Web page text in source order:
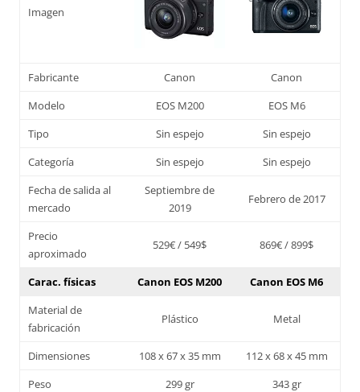
Imagen
Fabricante Canon
Canon
Modelo
EOS M200
EOS M6
Tipo
Sin espejo
Sin espejo
Categoría
Sin espejo
Sin espejo
Fecha de salida al
mercado
Septiembre de
2019
Febrero de 2017
Precio
aproximado
529€ / 549$ 869€ / 899$
Carac. físicas Canon EOS M200
Canon EOS M6
Material de
fabricación
Plástico Metal
Dimensiones 108 x 67 x 35 mm
112 x 68 x 45 mm
Peso
299 gr
343 gr